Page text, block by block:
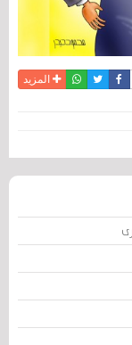
الى صديق
فيسبوكتويترواتسابالمزيد